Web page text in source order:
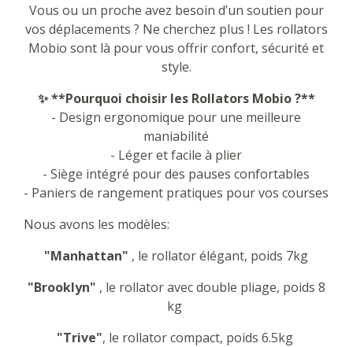
Vous ou un proche avez besoin d’un soutien pour
vos déplacements ? Ne cherchez plus ! Les rollators
Mobio sont là pour vous offrir confort, sécurité et
style.
✨ **Pourquoi choisir les Rollators Mobio ?**
- Design ergonomique pour une meilleure
maniabilité
- Léger et facile à plier
- Siège intégré pour des pauses confortables
- Paniers de rangement pratiques pour vos courses
Nous avons les modèles:
"Manhattan" , le rollator élégant, poids 7kg
"Brooklyn" , le rollator avec double pliage, poids 8
kg
"Trive", le rollator compact, poids 6.5kg